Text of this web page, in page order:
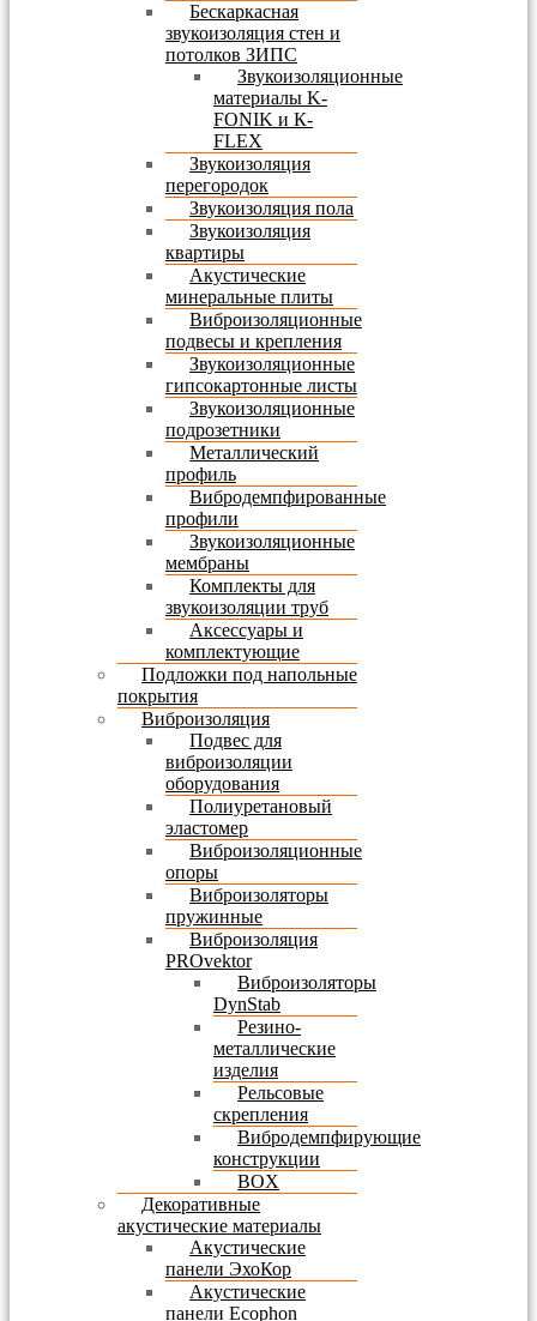
Бескаркасная
звукоизоляция стен и
потолков ЗИПС
Звукоизоляционные
материалы K-
FONIK и К-
FLEX
Звукоизоляция
перегородок
Звукоизоляция пола
Звукоизоляция
квартиры
Акустические
минеральные плиты
Виброизоляционные
подвесы и крепления
Звукоизоляционные
гипсокартонные листы
Звукоизоляционные
подрозетники
Металлический
профиль
Вибродемпфированные
профили
Звукоизоляционные
мембраны
Комплекты для
звукоизоляции труб
Аксессуары и
комплектующие
Подложки под напольные
покрытия
Виброизоляция
Подвес для
виброизоляции
оборудования
Полиуретановый
эластомер
Виброизоляционные
опоры
Виброизоляторы
пружинные
Виброизоляция
PROvektor
Виброизоляторы
DynStab
Резино-
металлические
изделия
Рельсовые
скрепления
Вибродемпфирующие
конструкции
BOX
Декоративные
акустические материалы
Акустические
панели ЭхоКор
Акустические
панели Ecophon